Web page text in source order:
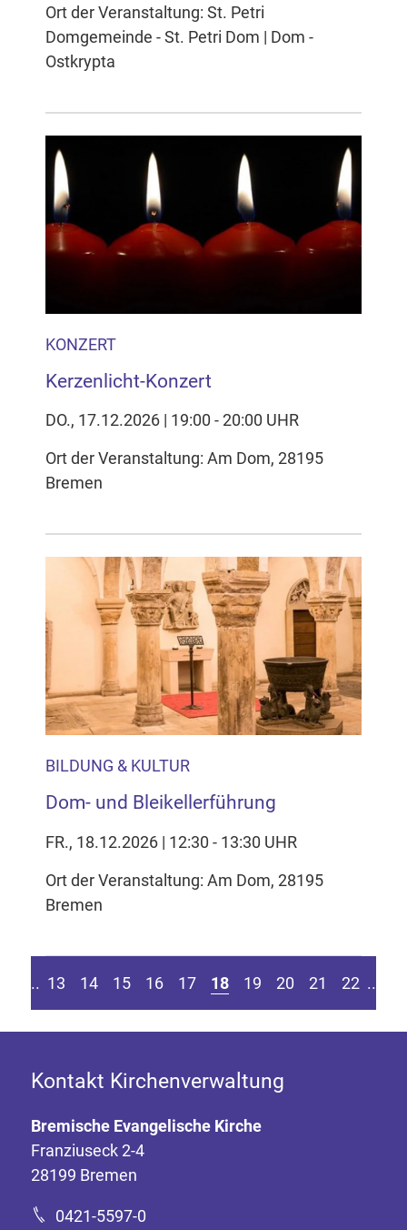
Ort der Veranstaltung: St. Petri
Domgemeinde - St. Petri Dom | Dom -
Ostkrypta
KONZERT
Kerzenlicht-Konzert
DO., 17.12.2026 | 19:00 - 20:00 UHR
Ort der Veranstaltung: Am Dom, 28195
Bremen
BILDUNG & KULTUR
Dom- und Bleikellerführung
FR., 18.12.2026 | 12:30 - 13:30 UHR
Ort der Veranstaltung: Am Dom, 28195
Bremen
springen
vorherigen Seite
.... 13 14 15 16 17 18 19 20 21 22 ....
Kontakt Kirchenverwaltung
Bremische Evangelische Kirche
Franziuseck 2-4
28199 Bremen
0421-5597-0